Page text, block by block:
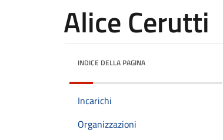
Alice Cerutti
INDICE DELLA PAGINA
Incarichi
Organizzazioni